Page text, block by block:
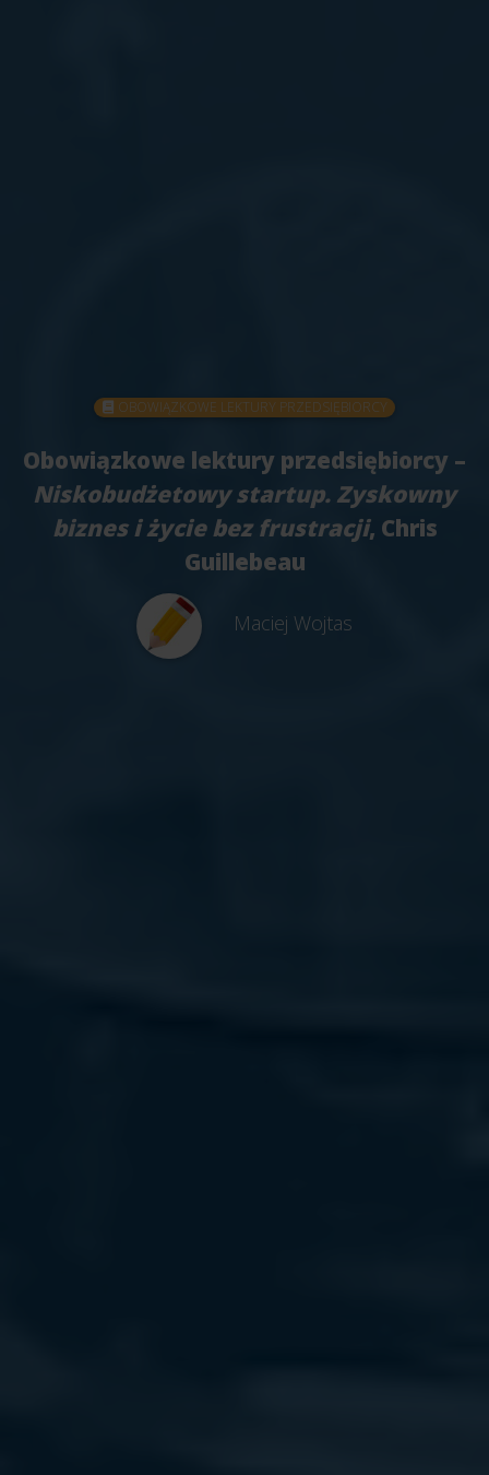
OBOWIĄZKOWE LEKTURY PRZEDSIĘBIORCY
Obowiązkowe lektury przedsiębiorcy –
Niskobudżetowy startup. Zyskowny
biznes i życie bez frustracji, Chris
Guillebeau
Maciej Wojtas